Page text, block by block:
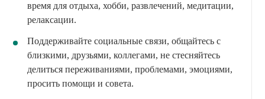
время для отдыха, хобби, развлечений, медитации,
релаксации.
Поддерживайте социальные связи, общайтесь с
близкими, друзьями, коллегами, не стесняйтесь
делиться переживаниями, проблемами, эмоциями,
просить помощи и совета.